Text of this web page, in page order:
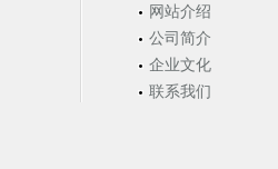
网站介绍
公司简介
企业文化
联系我们